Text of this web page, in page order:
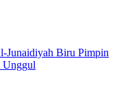
Junaidiyah Biru Pimpin
Unggul